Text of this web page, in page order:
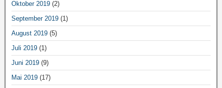
Oktober 2019 (2)
September 2019 (1)
August 2019 (5)
Juli 2019 (1)
Juni 2019 (9)
Mai 2019 (17)